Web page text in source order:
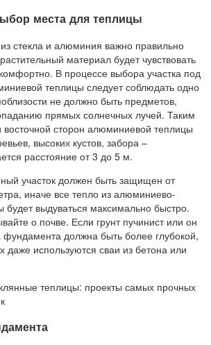
места для теплицы
стекла и алюминия важно правильно
материал будет чувствовать
В процессе выбора участка под
теплицы следует соблюдать одно
не должно быть предметов,
прямых солнечных лучей. Таким
сторон алюминиевой теплицы
высоких кустов, забора –
расстояние от 3 до 5 м.
участок должен быть защищен от
иначе все тепло из алюминиево-
будет выдуваться максимально быстро.
о почве. Если грунт пучинист или он
фундамента должна быть более глубокой,
даже используются сваи из бетона или